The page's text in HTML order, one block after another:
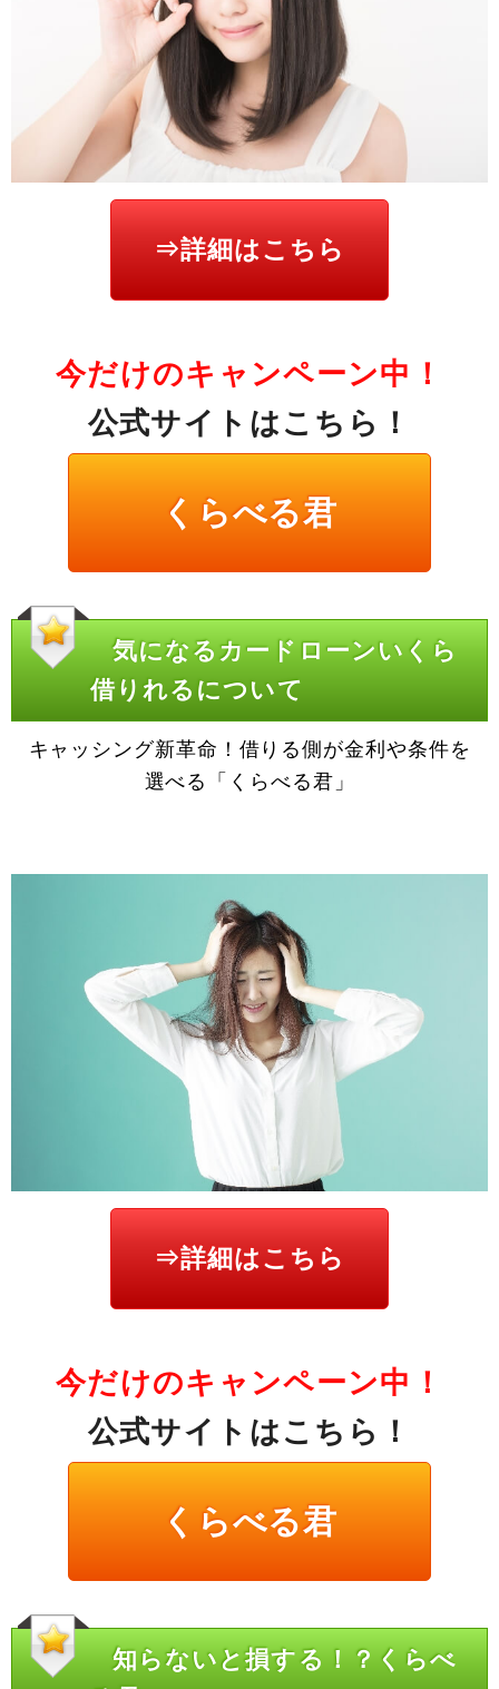
⇒詳細はこちら
今だけのキャンペーン中！
公式サイトはこちら！
くらべる君
気になるカードローンいくら
借りれるについて
キャッシング新革命！借りる側が金利や条件を
選べる「くらべる君」
⇒詳細はこちら
今だけのキャンペーン中！
公式サイトはこちら！
くらべる君
知らないと損する！？くらべ